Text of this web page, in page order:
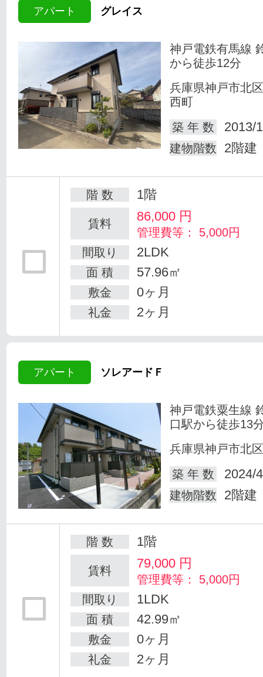
アパート グレイス
神戸電鉄有馬線
から徒歩12分
兵庫県神戸市北
西町
築 年 数
2013/
建物階数 2階建
階 数 1階
賃料 86,000 円
管理費等： 5,000円
間取り
2LDK
面 積 57.96㎡
敷金 0ヶ月
礼金 2ヶ月
アパート ソレアードＦ
神戸電鉄粟生線
口駅から徒歩13
兵庫県神戸市北
築 年 数
2024/
建物階数 2階建
階 数 1階
賃料 79,000 円
管理費等： 5,000円
間取り
1LDK
面 積 42.99㎡
敷金 0ヶ月
礼金 2ヶ月